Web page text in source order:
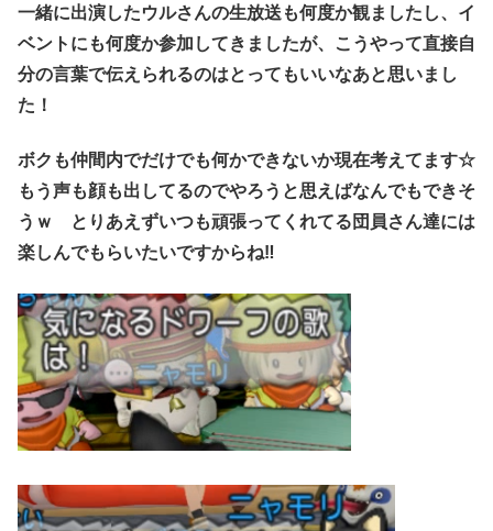
一緒に出演したウルさんの生放送も何度か観ましたし、イ
ベントにも何度か参加してきましたが、こうやって直接自
分の言葉で伝えられるのはとってもいいなあと思いまし
た！
ボクも仲間内でだけでも何かできないか現在考えてます☆
もう声も顔も出してるのでやろうと思えばなんでもできそ
うｗ とりあえずいつも頑張ってくれてる団員さん達には
楽しんでもらいたいですからね‼